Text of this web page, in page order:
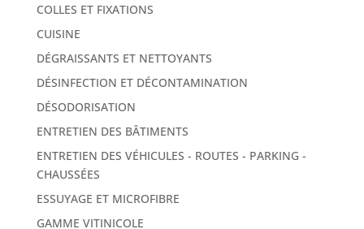
COLLES ET FIXATIONS
CUISINE
DÉGRAISSANTS ET NETTOYANTS
DÉSINFECTION ET DÉCONTAMINATION
DÉSODORISATION
ENTRETIEN DES BÂTIMENTS
ENTRETIEN DES VÉHICULES - ROUTES - PARKING -
CHAUSSÉES
ESSUYAGE ET MICROFIBRE
GAMME VITINICOLE